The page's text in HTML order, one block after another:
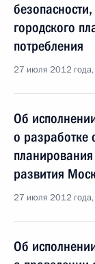
городского
потребления
27 июля 2012
Об
о разработке
развития
27 июля 2012
Об